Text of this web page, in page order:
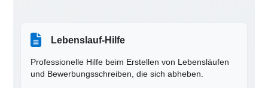
Lebenslauf-Hilfe
Professionelle Hilfe beim Erstellen von Lebensläufen
und Bewerbungsschreiben, die sich abheben.